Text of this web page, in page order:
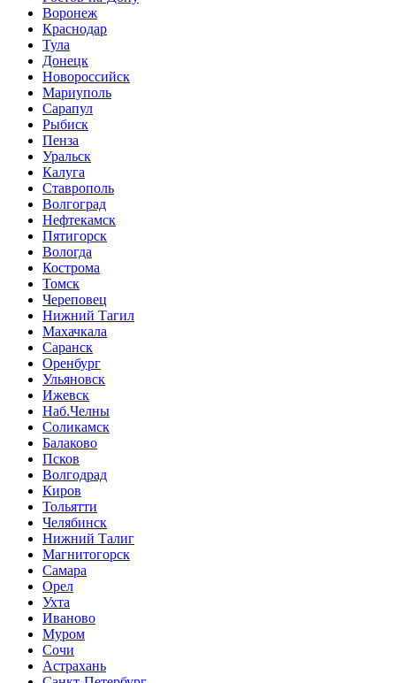
Воронеж
Краснодар
Тула
Донецк
Новороссийск
Мариуполь
Сарапул
Рыбиск
Пенза
Уральск
Калуга
Ставрополь
Волгоград
Нефтекамск
Пятигорск
Вологда
Кострома
Томск
Череповец
Нижний Тагил
Махачкала
Саранск
Оренбург
Ульяновск
Ижевск
Наб.Челны
Соликамск
Балаково
Псков
Волгодрад
Киров
Тольятти
Челябинск
Нижний Талиг
Магнитогорск
Самара
Орел
Ухта
Иваново
Муром
Сочи
Астрахань